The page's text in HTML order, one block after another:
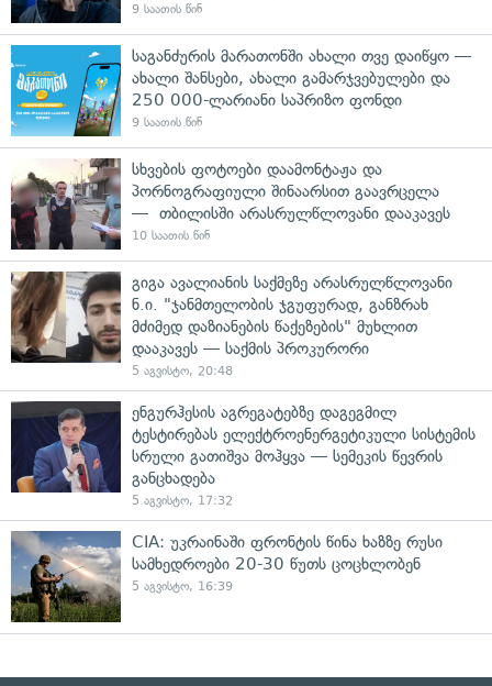
9 საათის წინ
საგანძურის მარათონში ახალი თვე დაიწყო —
ახალი შანსები, ახალი გამარჯვებულები და
250 000-ლარიანი საპრიზო ფონდი
9 საათის წინ
სხვების ფოტოები დაამონტაჟა და
პორნოგრაფიული შინაარსით გაავრცელა
— თბილისში არასრულწლოვანი დააკავეს
10 საათის წინ
გიგა ავალიანის საქმეზე არასრულწლოვანი
ნ.ი. "ჯანმთელობის ჯგუფურად, განზრახ
მძიმედ დაზიანების წაქეზების" მუხლით
დააკავეს — საქმის პროკურორი
5 აგვისტო, 20:48
ენგურჰესის აგრეგატებზე დაგეგმილ
ტესტირებას ელექტროენერგეტიკული სისტემის
სრული გათიშვა მოჰყვა — სემეკის წევრის
განცხადება
5 აგვისტო, 17:32
CIA: უკრაინაში ფრონტის წინა ხაზზე რუსი
სამხედროები 20-30 წუთს ცოცხლობენ
5 აგვისტო, 16:39